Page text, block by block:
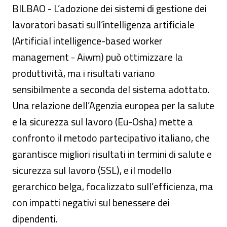
BILBAO - L’adozione dei sistemi di gestione dei
lavoratori basati sull’intelligenza artificiale
(Artificial intelligence-based worker
management - Aiwm) può ottimizzare la
produttività, ma i risultati variano
sensibilmente a seconda del sistema adottato.
Una relazione dell’Agenzia europea per la salute
e la sicurezza sul lavoro (Eu-Osha) mette a
confronto il metodo partecipativo italiano, che
garantisce migliori risultati in termini di salute e
sicurezza sul lavoro (SSL), e il modello
gerarchico belga, focalizzato sull’efficienza, ma
con impatti negativi sul benessere dei
dipendenti.